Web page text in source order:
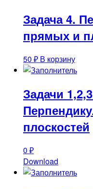
Задача 4.
прямых и
50 ₽ В корзину
Задачи
плоскостей
0 ₽
Download